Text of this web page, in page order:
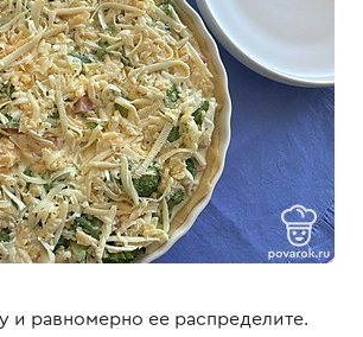
и равномерно ее распределите.